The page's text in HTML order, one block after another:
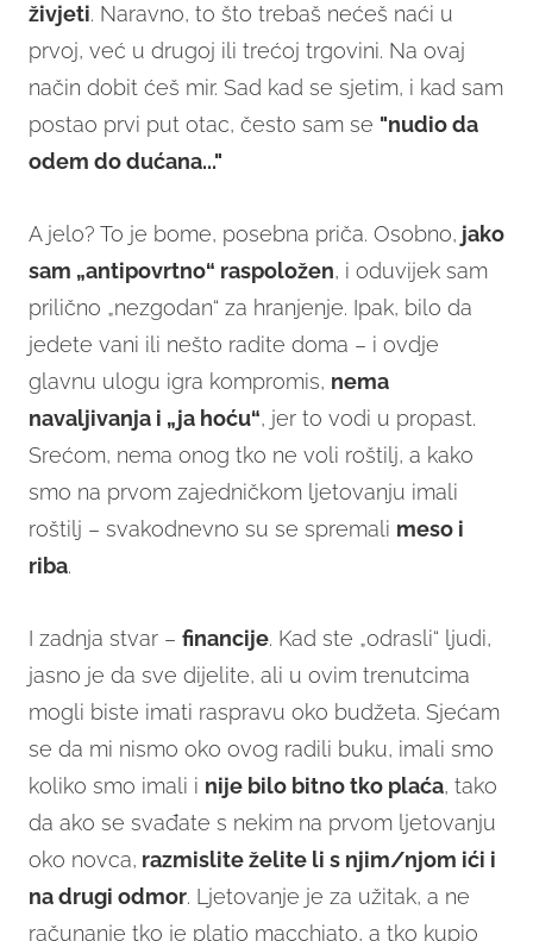
živjeti. Naravno, to što trebaš nećeš naći u
prvoj, već u drugoj ili trećoj trgovini. Na ovaj
način dobit ćeš mir. Sad kad se sjetim, i kad sam
postao prvi put otac, često sam se "nudio da
odem do dućana..."
A jelo? To je bome, posebna priča. Osobno, jako
sam „antipovrtno“ raspoložen, i oduvijek sam
prilično „nezgodan“ za hranjenje. Ipak, bilo da
jedete vani ili nešto radite doma – i ovdje
glavnu ulogu igra kompromis, nema
navaljivanja i „ja hoću“, jer to vodi u propast.
Srećom, nema onog tko ne voli roštilj, a kako
smo na prvom zajedničkom ljetovanju imali
roštilj – svakodnevno su se spremali meso i
riba.
I zadnja stvar – financije. Kad ste „odrasli“ ljudi,
jasno je da sve dijelite, ali u ovim trenutcima
mogli biste imati raspravu oko budžeta. Sjećam
se da mi nismo oko ovog radili buku, imali smo
koliko smo imali i nije bilo bitno tko plaća, tako
da ako se svađate s nekim na prvom ljetovanju
oko novca, razmislite želite li s njim/njom ići i
na drugi odmor. Ljetovanje je za užitak, a ne
računanje tko je platio macchiato, a tko kupio